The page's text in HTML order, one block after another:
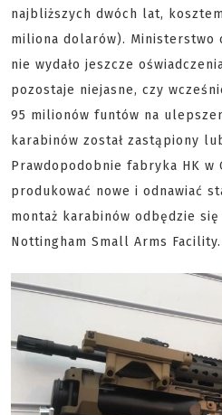
najbliższych dwóch lat,
miliona dolarów). Ministerstwo
nie wydało jeszcze
pozostaje niejasne, czy
95 milionów funtów na
karabinów został zastąpiony
Prawdopodobnie fabryka HK
produkować nowe i odnawiać
montaż karabinów odbędzie
Nottingham Small Arms Facility.